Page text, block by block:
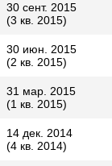
30 сент. 2015
(3 кв. 2015)
30 июн. 2015
(2 кв. 2015)
31 мар. 2015
(1 кв. 2015)
14 дек. 2014
(4 кв. 2014)